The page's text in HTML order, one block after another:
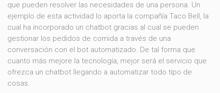
que pueden resolver las necesidades de una persona. Un
ejemplo de esta actividad lo aporta la compañía Taco Bell, la
cual ha incorporado un chatbot gracias al cual se pueden
gestionar los pedidos de comida a través de una
conversación con el bot automatizado. De tal forma que
cuanto más mejore la tecnología, mejor será el servicio que
ofrezca un chatbot llegando a automatizar todo tipo de
cosas.